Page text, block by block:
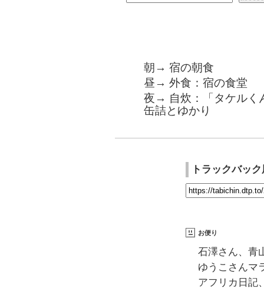
朝→ 宿の朝食
昼→ 外食：宿の食堂
夜→ 自炊：「タケルく
缶詰とゆかり
トラックバッ
お便り
石澤さん、青
ゆうこさんマ
アフリカ日記